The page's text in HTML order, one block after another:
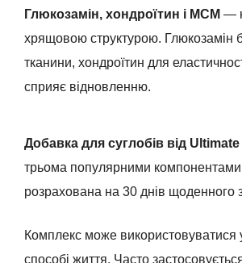
Глюкозамін, хондроїтин і МСМ —
хрящовою структурою. Глюкозамін
тканини, хондроїтин для
сприяє відновленню.
Добавка для суглобів від
трьома популярними компонентами
розрахована на 30 днів щоденного
Комплекс може використовуватися
способі життя. Часто